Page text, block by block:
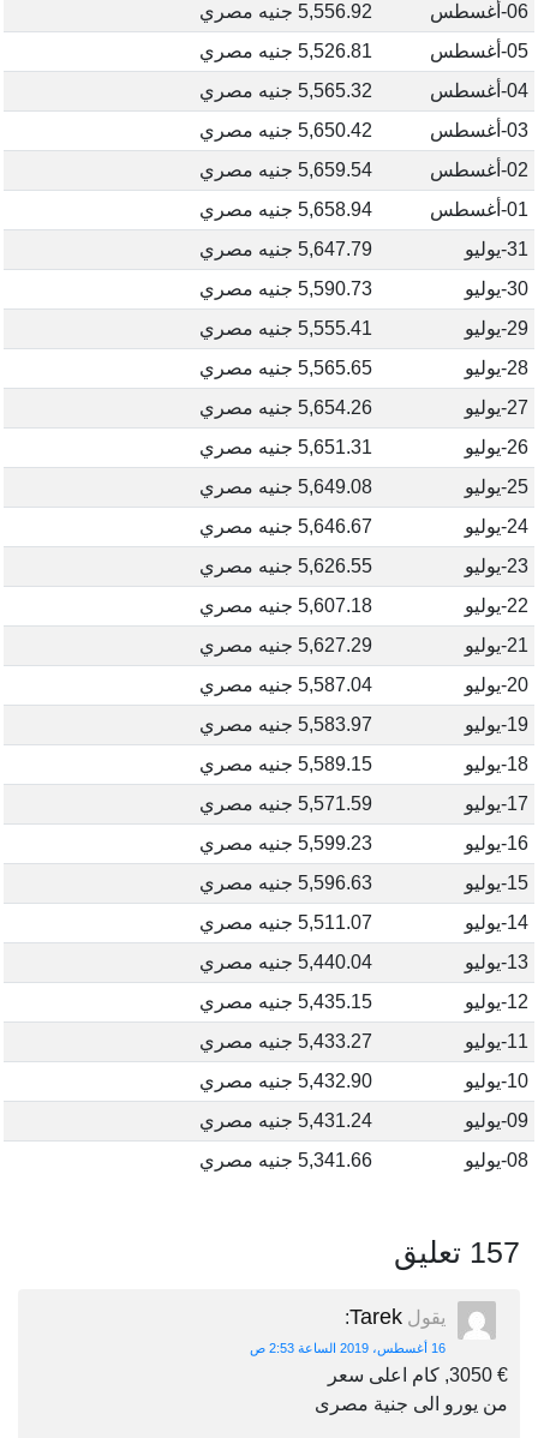
06-أغسطس
5,556.92 جنيه مصري
05-أغسطس
5,526.81 جنيه مصري
04-أغسطس
5,565.32 جنيه مصري
03-أغسطس
5,650.42 جنيه مصري
02-أغسطس
5,659.54 جنيه مصري
01-أغسطس
5,658.94 جنيه مصري
31-يوليو
5,647.79 جنيه مصري
30-يوليو
5,590.73 جنيه مصري
29-يوليو
5,555.41 جنيه مصري
28-يوليو
5,565.65 جنيه مصري
27-يوليو
5,654.26 جنيه مصري
26-يوليو
5,651.31 جنيه مصري
25-يوليو
5,649.08 جنيه مصري
24-يوليو
5,646.67 جنيه مصري
23-يوليو
5,626.55 جنيه مصري
22-يوليو
5,607.18 جنيه مصري
21-يوليو
5,627.29 جنيه مصري
20-يوليو
5,587.04 جنيه مصري
19-يوليو
5,583.97 جنيه مصري
18-يوليو
5,589.15 جنيه مصري
17-يوليو
5,571.59 جنيه مصري
16-يوليو
5,599.23 جنيه مصري
15-يوليو
5,596.63 جنيه مصري
14-يوليو
5,511.07 جنيه مصري
13-يوليو
5,440.04 جنيه مصري
12-يوليو
5,435.15 جنيه مصري
11-يوليو
5,433.27 جنيه مصري
10-يوليو
5,432.90 جنيه مصري
09-يوليو
5,431.24 جنيه مصري
08-يوليو
5,341.66 جنيه مصري
157 تعليق
يقول Tarek
:
16 أغسطس، 2019 الساعة 2:53 ص
€ 3050, كام اعلى سعر
من يورو الى جنية مصرى